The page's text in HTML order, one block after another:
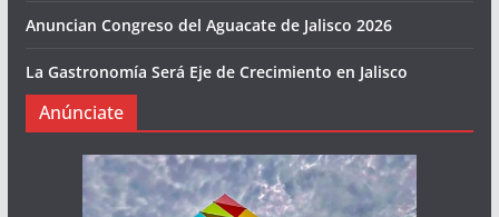
Anuncian Congreso del Aguacate de Jalisco 2026
La Gastronomía Será Eje de Crecimiento en Jalisco
Anúnciate